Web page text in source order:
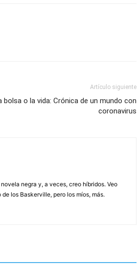
Artículo siguiente
bolsa o la vida: Crónica de un mundo con
coronavirus
negra y, a veces, creo híbridos. Veo
los Baskerville, pero los míos, más.